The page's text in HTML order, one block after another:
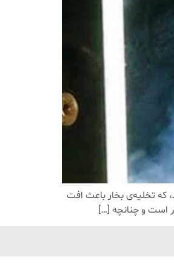
که تخلیه‌ی بخار باعث افت
است و چنانچه […]